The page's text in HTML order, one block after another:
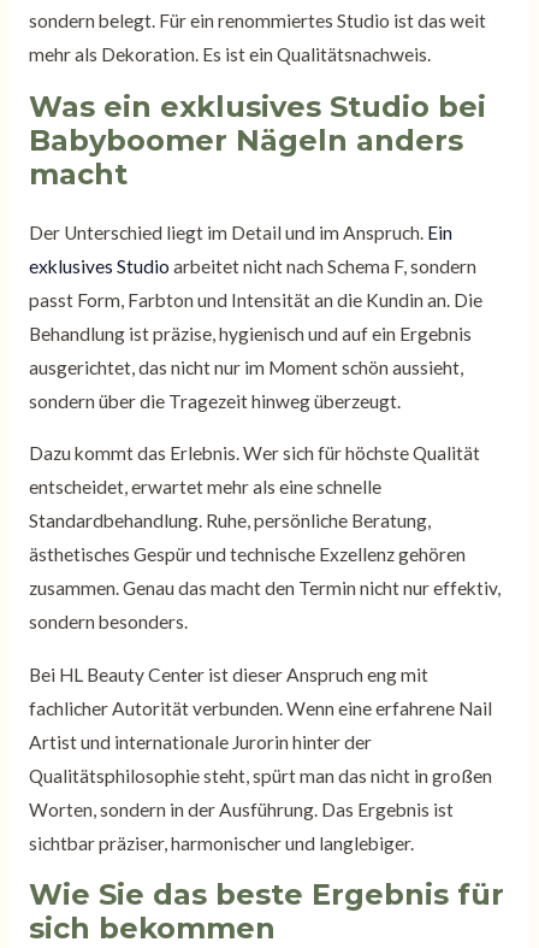
sondern belegt. Für ein renommiertes Studio ist das weit
mehr als Dekoration. Es ist ein Qualitätsnachweis.
Was ein exklusives Studio bei
Babyboomer Nägeln anders
macht
Der Unterschied liegt im Detail und im Anspruch. Ein
exklusives Studio arbeitet nicht nach Schema F, sondern
passt Form, Farbton und Intensität an die Kundin an. Die
Behandlung ist präzise, hygienisch und auf ein Ergebnis
ausgerichtet, das nicht nur im Moment schön aussieht,
sondern über die Tragezeit hinweg überzeugt.
Dazu kommt das Erlebnis. Wer sich für höchste Qualität
entscheidet, erwartet mehr als eine schnelle
Standardbehandlung. Ruhe, persönliche Beratung,
ästhetisches Gespür und technische Exzellenz gehören
zusammen. Genau das macht den Termin nicht nur effektiv,
sondern besonders.
Bei HL Beauty Center ist dieser Anspruch eng mit
fachlicher Autorität verbunden. Wenn eine erfahrene Nail
Artist und internationale Jurorin hinter der
Qualitätsphilosophie steht, spürt man das nicht in großen
Worten, sondern in der Ausführung. Das Ergebnis ist
sichtbar präziser, harmonischer und langlebiger.
Wie Sie das beste Ergebnis für
sich bekommen